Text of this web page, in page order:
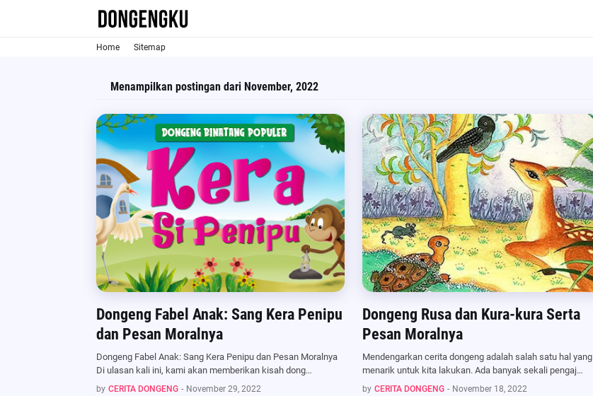
Home Sitemap
Menampilkan postingan dari November, 2022
Dongeng Fabel Anak: Sang Kera Penipu
dan Pesan Moralnya
Dongeng Fabel Anak: Sang Kera Penipu dan Pesan Moralnya
Di ulasan kali ini, kami akan memberikan kisah dong…
by CERITA DONGENG - November 29, 2022
Dongeng Rusa dan Kura-kura Serta
Pesan Moralnya
Mendengarkan cerita dongeng adalah salah satu hal yang
menarik untuk kita lakukan. Ada banyak sekali pengaj…
by CERITA DONGENG - November 18, 2022